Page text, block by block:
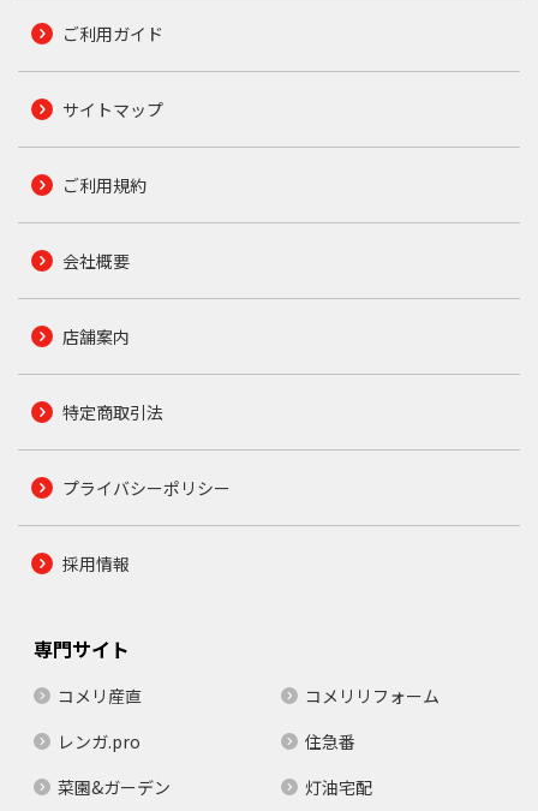
ご利用ガイド
サイトマップ
ご利用規約
会社概要
店舗案内
特定商取引法
プライバシーポリシー
採用情報
専門サイト
コメリ産直
コメリリフォーム
レンガ.pro
住急番
菜園&ガーデン
灯油宅配